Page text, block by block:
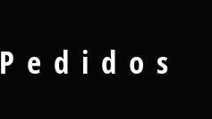
Pedidos